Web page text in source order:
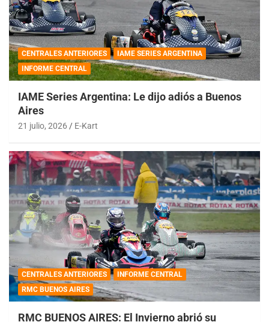
CENTRALES ANTERIORES
IAME SERIES ARGENTINA
INFORME CENTRAL
IAME Series Argentina: Le dijo adiós a Buenos
Aires
21 julio, 2026 E-Kart
CENTRALES ANTERIORES
INFORME CENTRAL
RMC BUENOS AIRES
RMC BUENOS AIRES: El Invierno abrió su